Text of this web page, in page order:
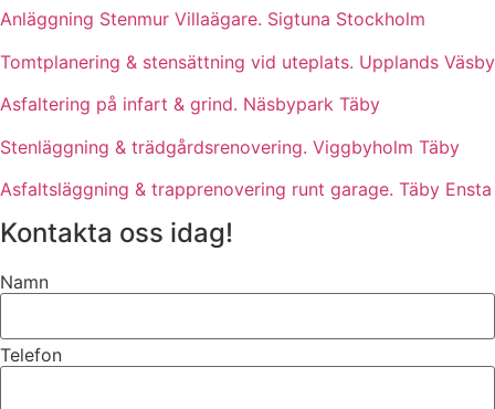
Anläggning Stenmur Villaägare. Sigtuna Stockholm
Tomtplanering & stensättning vid uteplats. Upplands Väsby
Asfaltering på infart & grind. Näsbypark Täby
Stenläggning & trädgårdsrenovering. Viggbyholm Täby
Asfaltsläggning & trapprenovering runt garage. Täby Ensta
Kontakta oss idag!
Namn
Telefon